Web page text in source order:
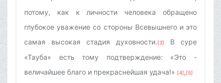
потому, как к личности человека обращено
глубокое уважение со стороны Всевышнего и это
самая высокая стадия духовности.[3]
В суре
«Тауба» есть тому подтверждение: «Это -
величайшее благо и прекраснейшая удача!» [4],[5]